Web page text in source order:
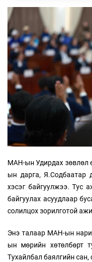
МАН-ын Удирдах зөвлөл
ын дарга, Я.Содбаатар
хэсэг байгуулжээ. Тус
байгуулах асуудлаар
солилцох зорилготой
Энэ талаар МАН-ын
ын мөрийн хөтөлбөрт
Тухайлбал баялгийн сан,